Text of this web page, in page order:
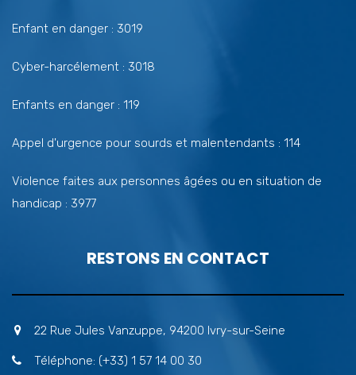
Enfant en danger : 3019
Cyber-harcélement : 3018
Enfants en danger : 119
Appel d'urgence pour sourds et malentendants : 114
Violence faites aux personnes âgées ou en situation de
handicap : 3977
RESTONS EN CONTACT
22 Rue Jules Vanzuppe, 94200 Ivry-sur-Seine
Téléphone: (+33) 1 57 14 00 30